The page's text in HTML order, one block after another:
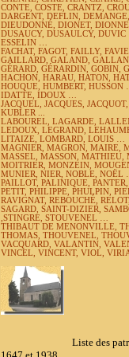
CONTE, COSTE, CRANTZ,
DARGENT, DEFLIN,
DIEUDONNÉ, DIONET,
DUSAUCY, DUSAULCY,
ESSELIN …
FACHAT, FAGOT, FAILLY,
GAILLARD, GALAND,
GÉRARD, GÉRARDIN, GOBIN,
HACHON, HARAU, HATON,
HOUQUE, HUMBERT, HUSSON
IDATTE, IDOUX …
JACQUEL, JACQUES,
KUBLER ...
LABOUREL, LAGARDE,
LEDOUX, LEGRAND,
LITAIZE, LOMBARD, LOUIS …
MAGNIER, MAGRON, MAIRE,
MASSEL, MASSON,
MOITRIER, MONZEIN,
MUNIER, NIER, NOBLE, NOËL
PAILLOT, PALINIQUE,
PETIT, PHILIPPE, PHULPIN,
RAVIGNAT, REBOUCHÉ,
SAGARD, SAINT-DIZIER,
,STINGRE, STOUVENEL …
THIBAUT DE MENONVILLE,
THOMAS, THOUVENEL,
VACQUARD, VALANTIN,
VINCEL, VINCENT, VIOL,
Liste des patronymes